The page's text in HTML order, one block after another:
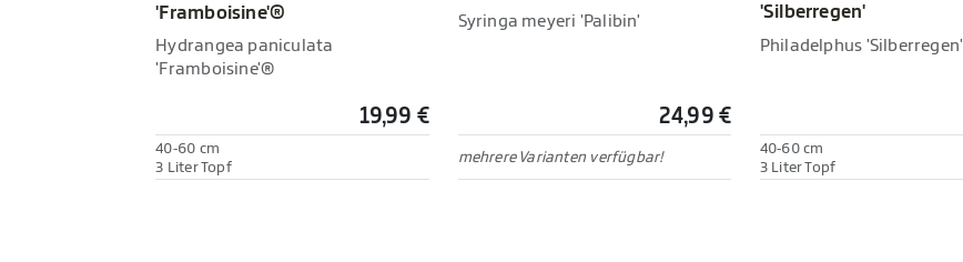
'Framboisine'®
Hydrangea paniculata
'Framboisine'®
19,99 €
40-60 cm
3 Liter Topf
Syringa meyeri 'Palibin'
24,99 €
mehrere Varianten verfügbar!
'Silberregen'
Philadelphus 'Silberregen'
40-60 cm
3 Liter Topf